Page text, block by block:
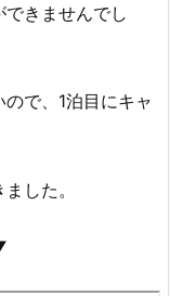
きませんでし
で、1泊目にキャ
した。